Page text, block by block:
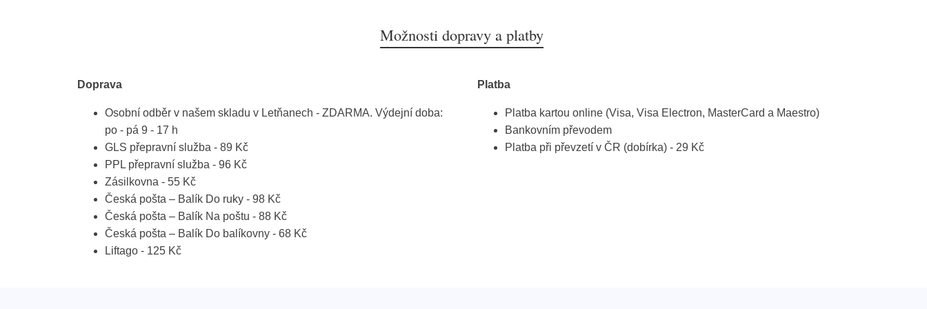
Možnosti dopravy a platby
Doprava
Osobní odběr v našem skladu v Letňanech - ZDARMA. Výdejní doba:
po - pá 9 - 17 h
GLS přepravní služba - 89 Kč
PPL přepravní služba - 96 Kč
Zásilkovna - 55 Kč
Česká pošta – Balík Do ruky - 98 Kč
Česká pošta – Balík Na poštu - 88 Kč
Česká pošta – Balík Do balíkovny - 68 Kč
Liftago - 125 Kč
Platba
Platba kartou online (Visa, Visa Electron, MasterCard a Maestro)
Bankovním převodem
Platba při převzetí v ČR (dobírka) - 29 Kč